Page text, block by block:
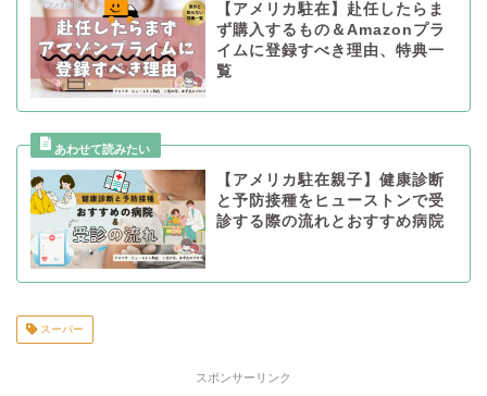
【アメリカ駐在】赴任したらま
ず購入するもの＆Amazonプラ
イムに登録すべき理由、特典一
覧
【アメリカ駐在親子】健康診断
と予防接種をヒューストンで受
診する際の流れとおすすめ病院
スーパー
スポンサーリンク